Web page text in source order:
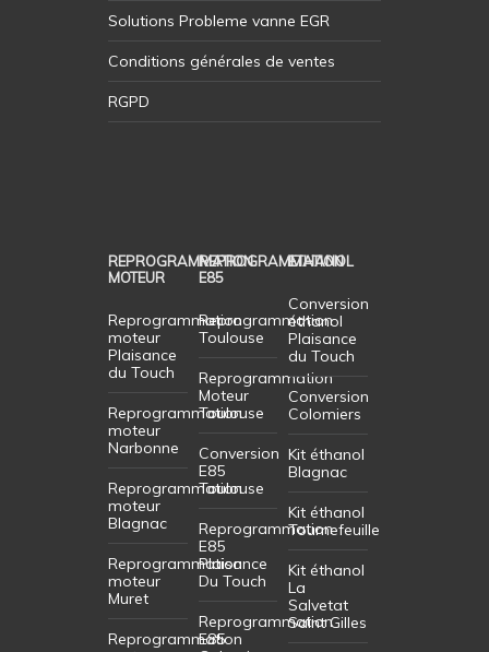
Solutions Probleme vanne EGR
Conditions générales de ventes
RGPD
REPROGRAMMATION
MOTEUR
Reprogrammation
moteur
Plaisance
du Touch
Reprogrammation
moteur
Narbonne
Reprogrammation
moteur
Blagnac
Reprogrammation
moteur
Muret
Reprogrammation
REPROGRAMMATION
E85
Reprogrammation
Toulouse
Reprogrammation
Moteur
Toulouse
Conversion
E85
Toulouse
Reprogrammation
E85
Plaisance
Du Touch
Reprogrammation
E85
ETHANOL
Conversion
éthanol
Plaisance
du Touch
Conversion
Colomiers
Kit éthanol
Blagnac
Kit éthanol
Tournefeuille
Kit éthanol
La
Salvetat
Saint Gilles